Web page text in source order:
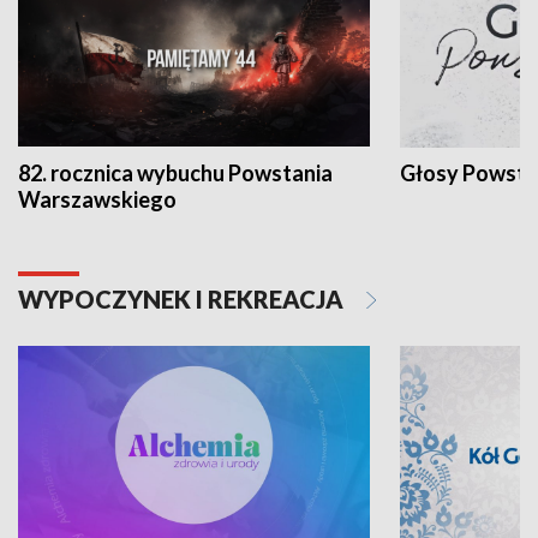
82. rocznica wybuchu Powstania
Warszawskiego
Głosy
WYPOCZYNEK I REKREACJA